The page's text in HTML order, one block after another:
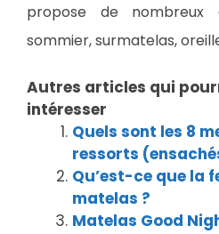
propose de nombreux
sommier, surmatelas,
Autres articles qui
intéresser
Quels sont les 8
ressorts
Qu’est-ce que la
matelas ?
Matelas Good